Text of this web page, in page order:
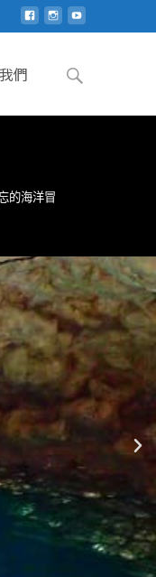
們
的海洋冒